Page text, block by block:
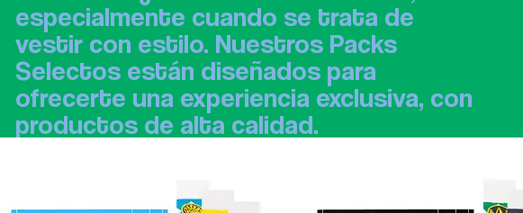
especialmente cuando se trata de
vestir con estilo. Nuestros Packs
Selectos están diseñados para
ofrecerte una experiencia exclusiva, con
productos de alta calidad.